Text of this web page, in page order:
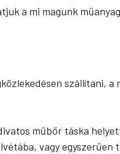
a mi magunk
szállítani,
műbőr táska
vagy egyszerűen